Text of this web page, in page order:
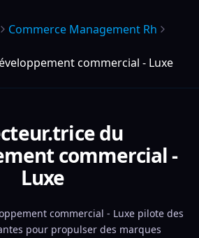
Commerce Management Rh
commercial - Luxe
du
commercial -
Luxe
commercial - Luxe pilote des
pour propulser des marques